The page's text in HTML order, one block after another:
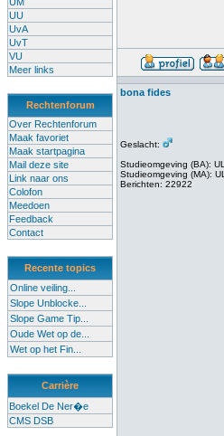
UU
UvA
UvT
VU
Meer links
Rechtenforum
Over Rechtenforum
Maak favoriet
Maak startpagina
Mail deze site
Link naar ons
Colofon
Meedoen
Feedback
Contact
Recente topics
Online veiling...
Slope Unblocke...
Slope Game Tip...
Oude Wet op de...
Wet op het Fin...
Carrière
Boekel De Ner�e
CMS DSB
bona fides
Geslacht:
Studieomgeving (BA): UL
Studieomgeving (MA): UL
Berichten: 22922